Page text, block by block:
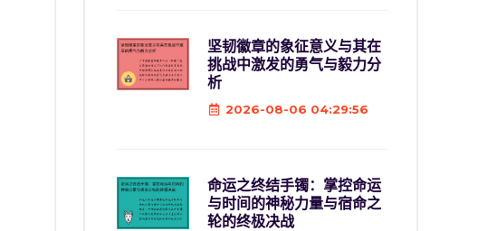
坚韧徽章的象征意义与其在
挑战中激发的勇气与毅力分
析
2026-08-06 04:29:56
命运之终结手镯：掌控命运
与时间的神秘力量与宿命之
轮的终极决战